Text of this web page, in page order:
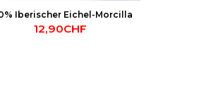
Iberischer Eichel-Morcilla
12,90CHF